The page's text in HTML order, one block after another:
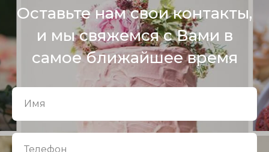
Оставьте нам свои контакты,
и мы свяжемся с Вами в
самое ближайшее время